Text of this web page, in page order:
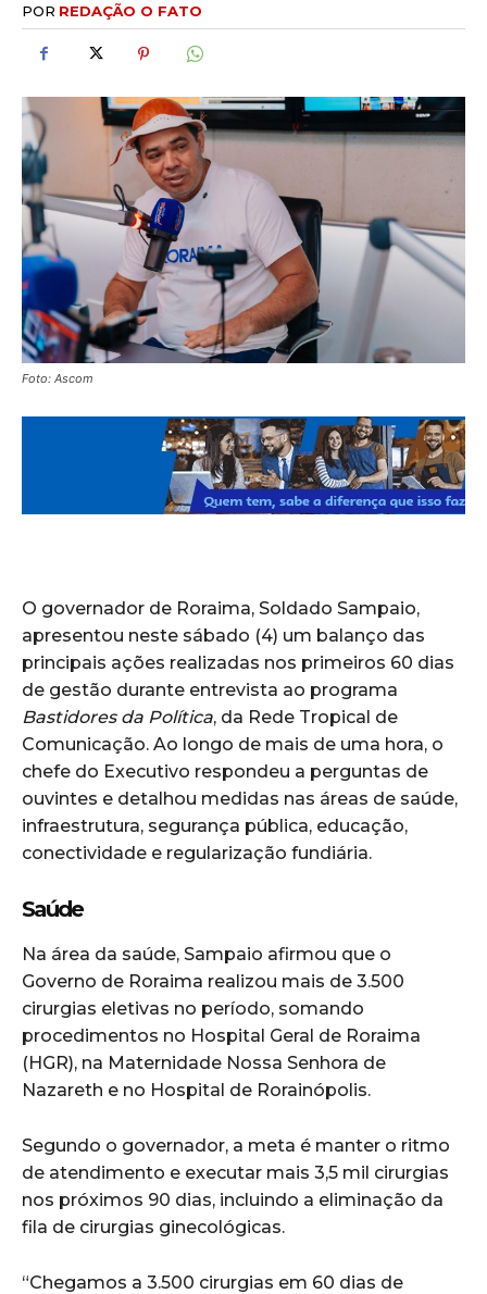
POR REDAÇÃO O FATO
Foto: Ascom
O governador de Roraima, Soldado Sampaio,
apresentou neste sábado (4) um balanço das
principais ações realizadas nos primeiros 60 dias
de gestão durante entrevista ao programa
Bastidores da Política, da Rede Tropical de
Comunicação. Ao longo de mais de uma hora, o
chefe do Executivo respondeu a perguntas de
ouvintes e detalhou medidas nas áreas de saúde,
infraestrutura, segurança pública, educação,
conectividade e regularização fundiária.
Saúde
Na área da saúde, Sampaio afirmou que o
Governo de Roraima realizou mais de 3.500
cirurgias eletivas no período, somando
procedimentos no Hospital Geral de Roraima
(HGR), na Maternidade Nossa Senhora de
Nazareth e no Hospital de Rorainópolis.
Segundo o governador, a meta é manter o ritmo
de atendimento e executar mais 3,5 mil cirurgias
nos próximos 90 dias, incluindo a eliminação da
fila de cirurgias ginecológicas.
“Chegamos a 3.500 cirurgias em 60 dias de